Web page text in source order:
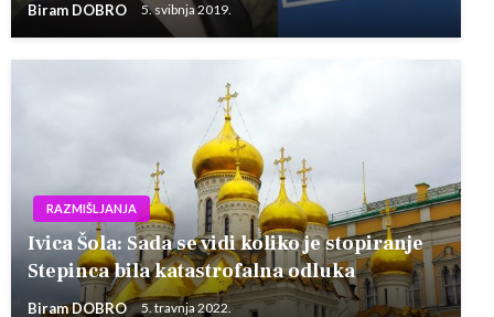
Biram DOBRO 5. svibnja 2019.
RAZMIŠLJANJA
Ivica Šola: Sada se vidi koliko je stopiranje
Stepinca bila katastrofalna odluka
Biram DOBRO 5. travnja 2022.